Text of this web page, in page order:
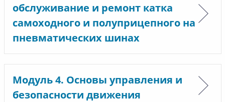
обслуживание и ремонт катка
самоходного и полуприцепного на
пневматических шинах
Модуль 4. Основы управления и
безопасности движения